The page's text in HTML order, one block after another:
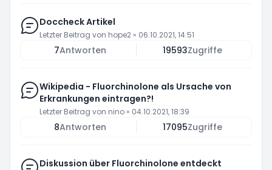
Doccheck Artikel
Letzter Beitrag von hope2 » 06.10.2021, 14:51
7Antworten 19593Zugriffe
Wikipedia - Fluorchinolone als Ursache von
Erkrankungen eintragen?!
Letzter Beitrag von nino » 04.10.2021, 18:39
8Antworten 17095Zugriffe
Diskussion über Fluorchinolone entdeckt